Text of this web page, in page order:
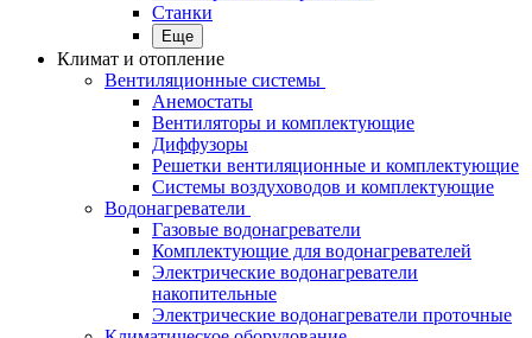
Станки
Еще
Климат и отопление
Вентиляционные системы
Анемостаты
Вентиляторы и комплектующие
Диффузоры
Решетки вентиляционные и комплектующие
Системы воздуховодов и комплектующие
Водонагреватели
Газовые водонагреватели
Комплектующие для водонагревателей
Электрические водонагреватели
накопительные
Электрические водонагреватели проточные